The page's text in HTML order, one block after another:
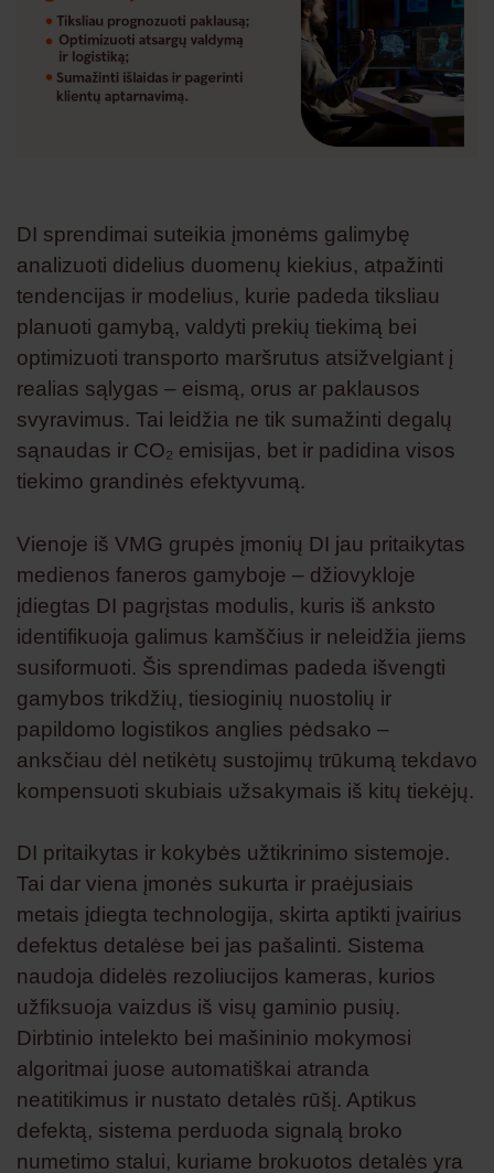
DI sprendimai suteikia įmonėms galimybę
analizuoti didelius duomenų kiekius, atpažinti
tendencijas ir modelius, kurie padeda tiksliau
planuoti gamybą, valdyti prekių tiekimą bei
optimizuoti transporto maršrutus atsižvelgiant į
realias sąlygas – eismą, orus ar paklausos
svyravimus. Tai leidžia ne tik sumažinti degalų
sąnaudas ir CO₂ emisijas, bet ir padidina visos
tiekimo grandinės efektyvumą.
Vienoje iš VMG grupės įmonių DI jau pritaikytas
medienos faneros gamyboje – džiovykloje
įdiegtas DI pagrįstas modulis, kuris iš anksto
identifikuoja galimus kamščius ir neleidžia jiems
susiformuoti. Šis sprendimas padeda išvengti
gamybos trikdžių, tiesioginių nuostolių ir
papildomo logistikos anglies pėdsako –
anksčiau dėl netikėtų sustojimų trūkumą tekdavo
kompensuoti skubiais užsakymais iš kitų tiekėjų.
DI pritaikytas ir kokybės užtikrinimo sistemoje.
Tai dar viena įmonės sukurta ir praėjusiais
metais įdiegta technologija, skirta aptikti įvairius
defektus detalėse bei jas pašalinti. Sistema
naudoja didelės rezoliucijos kameras, kurios
užfiksuoja vaizdus iš visų gaminio pusių.
Dirbtinio intelekto bei mašininio mokymosi
algoritmai juose automatiškai atranda
neatitikimus ir nustato detalės rūšį. Aptikus
defektą, sistema perduoda signalą broko
numetimo stalui, kuriame brokuotos detalės yra